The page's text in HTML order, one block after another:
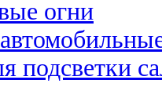
огни
подсветки